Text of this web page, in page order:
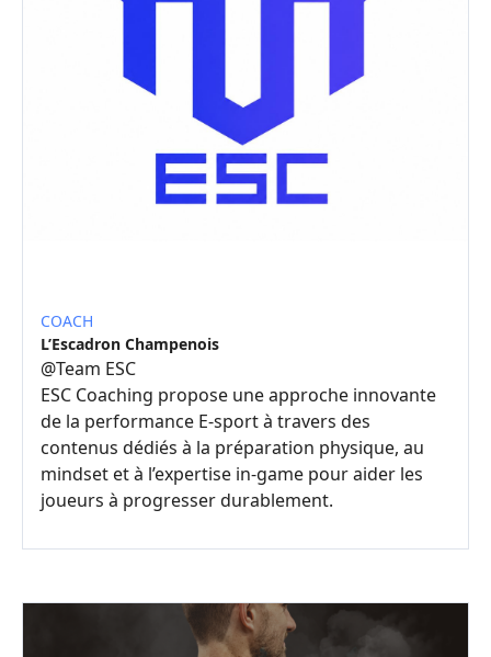
COACH
L’Escadron Champenois
@Team ESC
ESC Coaching propose une approche innovante
de la performance E-sport à travers des
contenus dédiés à la préparation physique, au
mindset et à l’expertise in-game pour aider les
joueurs à progresser durablement.